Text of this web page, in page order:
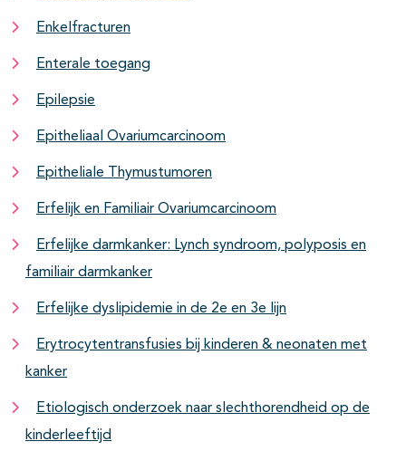
Enkelfracturen
Enterale toegang
Epilepsie
Epitheliaal Ovariumcarcinoom
Epitheliale Thymustumoren
Erfelijk en Familiair Ovariumcarcinoom
Erfelijke darmkanker: Lynch syndroom, polyposis en
familiair darmkanker
Erfelijke dyslipidemie in de 2e en 3e lijn
Erytrocytentransfusies bij kinderen & neonaten met
kanker
Etiologisch onderzoek naar slechthorendheid op de
kinderleeftijd